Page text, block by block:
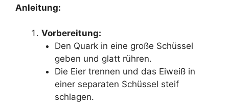
Anleitung:
Vorbereitung:
Den Quark in eine große Schüssel
geben und glatt rühren.
Die Eier trennen und das Eiweiß in
einer separaten Schüssel steif
schlagen.